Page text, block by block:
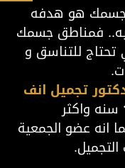
جسمك هو هدفه
فمناطق جسمك
تحتاج للتناسق و
تجميل انف
سنه واكثر
انه عضو الجمعية
التجميل.